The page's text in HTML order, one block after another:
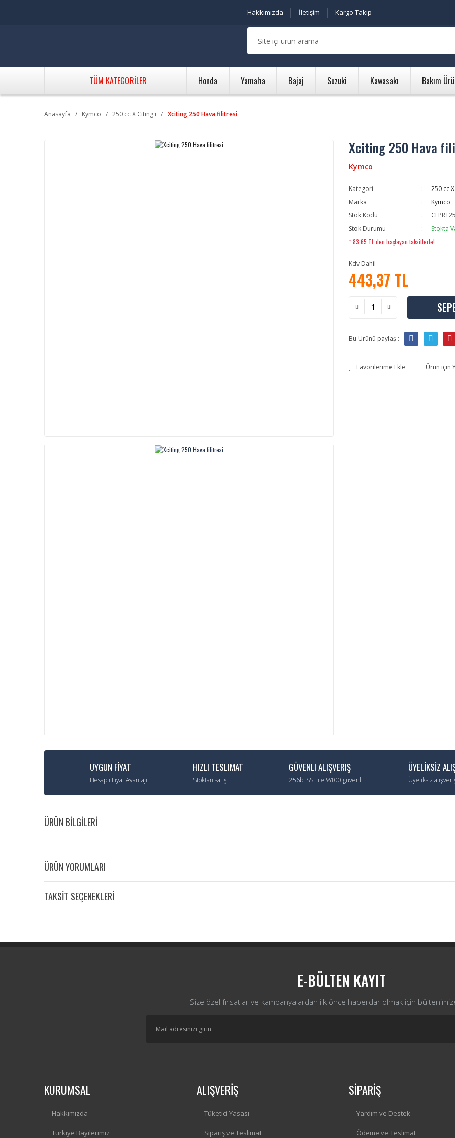
Hakkımızda İletişim Kargo Takip
TÜM KATEGORİLER Honda Yamaha Bajaj Suzuki Kawasakı Bakım
Anasayfa Kymco 250 cc X Citing i Xciting 250 Hava filitresi
Xciting 250 Hava
Kymco
Kategori
250 cc
Marka
Kymco
Stok Kodu
Stok Durumu
Stokta
* 83,65 TL den başlayan taksitlerle!
Kdv Dahil
443,37 TL
Bu Ürünü paylaş :
Ürün için
UYGUN FİYAT
Hesaplı Fiyat Avantajı
HIZLI TESLIMAT
Stoktan satış
GÜVENLI ALIŞVERIŞ
256bi SSL ile %100 güvenli
ÜYELİKSİZ
Üyeliksiz
ÜRÜN BİLGİLERİ
ÜRÜN YORUMLARI
TAKSİT SEÇENEKLERİ
E-BÜLTEN KAYIT
Size özel fırsatlar ve kampanyalardan ilk önce haberdar olmak için
KURUMSAL
Hakkımızda
Türkiye Bayilerimiz
ALIŞVERİŞ
Tüketici Yasası
Sipariş ve Teslimat
SİPARİŞ
Yardım ve Destek
Ödeme ve Teslimat